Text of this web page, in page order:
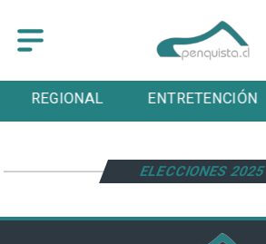
REGIONAL ENTRETENCIÓN
ELECCIONES 2025